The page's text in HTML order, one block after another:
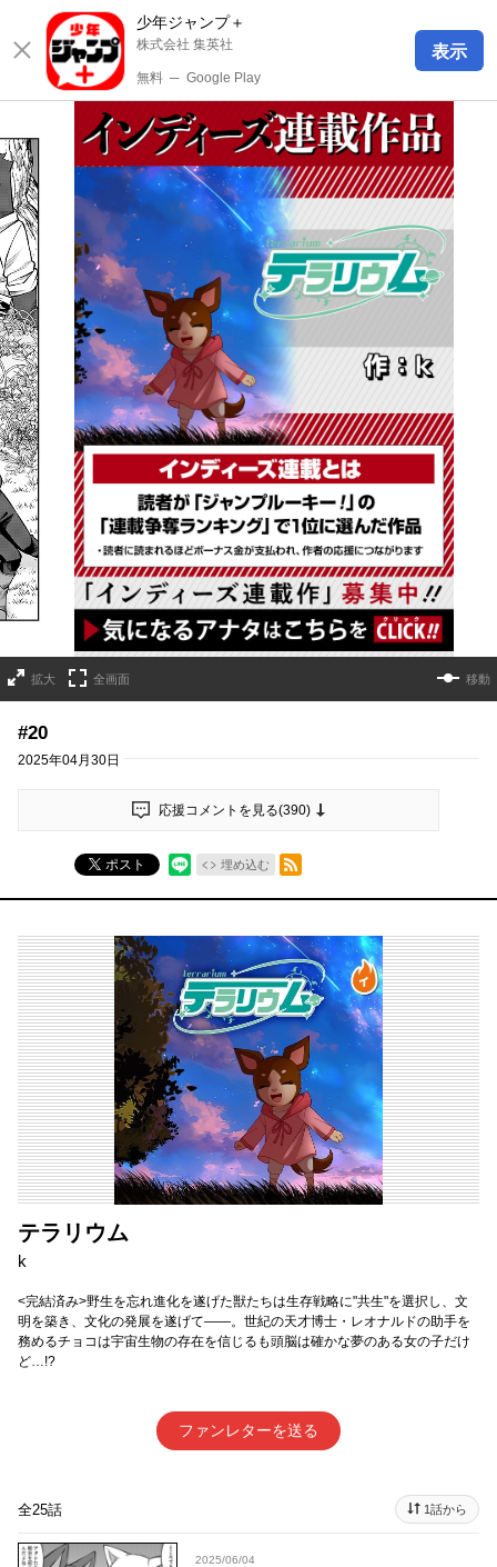
少年ジャンプ＋
株式会社 集英社
無料 ─ Google Play
表示
詳細ページへのリンク
拡大 全画面 移動
#20
2025年04月30日
応援コメントを見る(390)
ポスト 埋め込む
RSSフィード
テラリウム
k
<完結済み>野生を忘れ進化を遂げた獣たちは生存戦略に"共生"を選択し、文
明を築き、文化の発展を遂げて――。世紀の天才博士・レオナルドの助手を
務めるチョコは宇宙生物の存在を信じるも頭脳は確かな夢のある女の子だけ
ど…!?
ファンレターを送る
全25話 1話から
2025/06/04